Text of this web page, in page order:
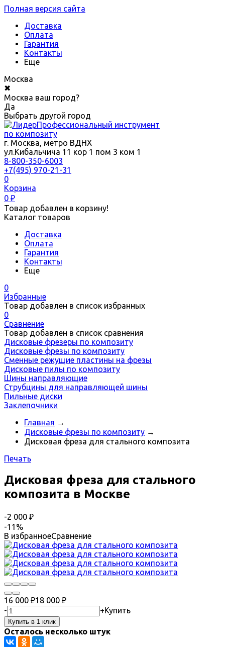
Полная версия сайта
Доставка
Оплата
Гарантия
Контакты
Еще
Москва
✖
Москва ваш город?
Да
Выбрать другой город
Профессиональный инструмент
по композиту
г. Москва, метро ВДНХ
ул.Кибальчича 11 кор 1 пом 3 ком 1
8-800-350-6003
+7(495) 970-21-31
0
Корзина
0 ₽
Товар добавлен в корзину!
Каталог товаров
Доставка
Оплата
Гарантия
Контакты
Еще
0
Избранные
Товар добавлен в список избранных
0
Сравнение
Товар добавлен в список сравнения
Дисковые фрезеры по композиту
Дисковые фрезы по композиту
Сменные режущие пластины на фрезы
Дисковые пилы по композиту
Шины направляющие
Струбцины для направляющей шины
Пильные диски
Заклепочники
Главная →
Дисковые фрезы по композиту →
Дисковая фреза для стального композита
Печать
Дисковая фреза для стального
композита в Москве
-2 000 ₽
-11%
В избранноеСравнение
16 000 ₽18 000 ₽
-
+Купить
Осталось несколько штук